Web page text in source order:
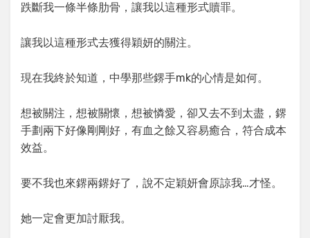
跌斷我一條半條肋骨，讓我以這種形式贖罪。
讓我以這種形式去獲得穎妍的關注。
現在我終於知道，中學那些鎅手mk的心情是如何。
想被關注，想被關懷，想被憐愛，卻又去不到太盡，鎅
手劃兩下好像剛剛好，有血之餘又容易癒合，符合成本
效益。
要不我也來鎅兩鎅好了，說不定穎妍會原諒我…才怪。
她一定會更加討厭我。